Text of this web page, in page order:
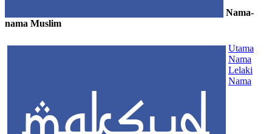
Nama-
nama Muslim
Utama
Nama
Lelaki
Nama